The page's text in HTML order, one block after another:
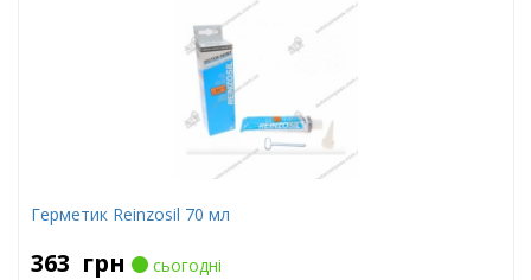
Герметик Reinzosil 70 мл
363 грн
сьогодні